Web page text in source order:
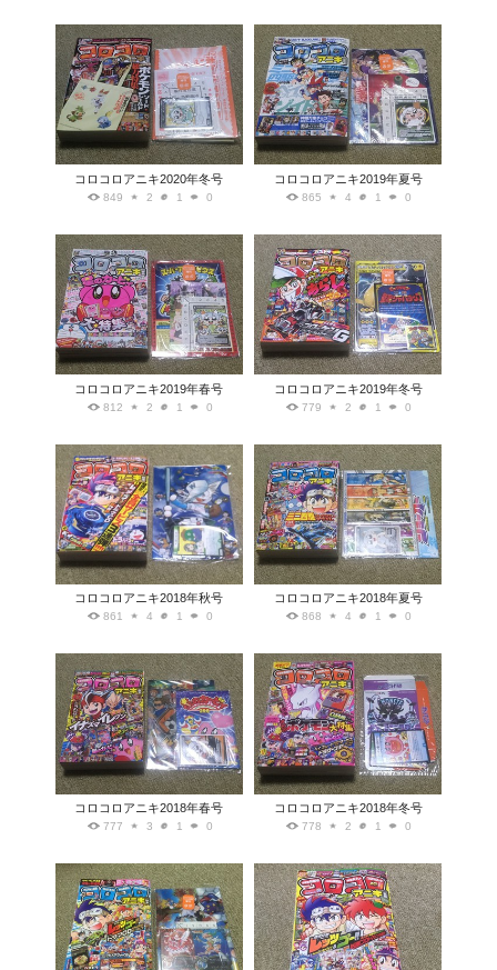
コロコロアニキ2020年冬号
849 2 1 0
コロコロアニキ2019年夏号
865 4 1 0
コロコロアニキ2019年春号
812 2 1 0
コロコロアニキ2019年冬号
779 2 1 0
コロコロアニキ2018年秋号
861 4 1 0
コロコロアニキ2018年夏号
868 4 1 0
コロコロアニキ2018年春号
777 3 1 0
コロコロアニキ2018年冬号
778 2 1 0